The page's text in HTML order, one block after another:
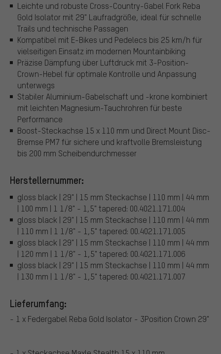
Leichte und robuste Cross-Country-Gabel Fork Reba
Gold Isolator mit 29" Laufradgröße, ideal für schnelle
Trails und technische Passagen
Kompatibel mit E-Bikes und Pedelecs bis 25 km/h für
vielseitigen Einsatz im modernen Mountainbiking
Präzise Dämpfung über Luftdruck mit 3-Position-
Crown-Hebel für optimale Kontrolle und Anpassung
unterwegs
Stabiler Aluminium-Gabelschaft und -krone kombiniert
mit leichten Magnesium-Tauchrohren für beste
Performance
Boost-Steckachse 15 x 110 mm und Direct Mount Disc-
Bremse PM7 für sichere und kraftvolle Bremsleistung
bis 200 mm Scheibendurchmesser
Herstellernummer:
gloss black | 29" | 15 mm Steckachse | 110 mm | 44 mm
| 100 mm | 1 1/8" - 1,5" tapered: 00.4021.171.004
gloss black | 29" | 15 mm Steckachse | 110 mm | 44 mm
| 110 mm | 1 1/8" - 1,5" tapered: 00.4021.171.005
gloss black | 29" | 15 mm Steckachse | 110 mm | 44 mm
| 120 mm | 1 1/8" - 1,5" tapered: 00.4021.171.006
gloss black | 29" | 15 mm Steckachse | 110 mm | 44 mm
| 130 mm | 1 1/8" - 1,5" tapered: 00.4021.171.007
Lieferumfang:
- 1 x Federgabel Reba Gold Isolator - 3Position Crown 29"